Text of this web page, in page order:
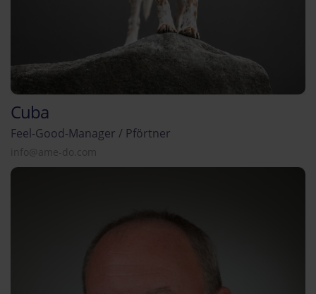
Cuba
Feel-Good-Manager / Pförtner
info@ame-do.com